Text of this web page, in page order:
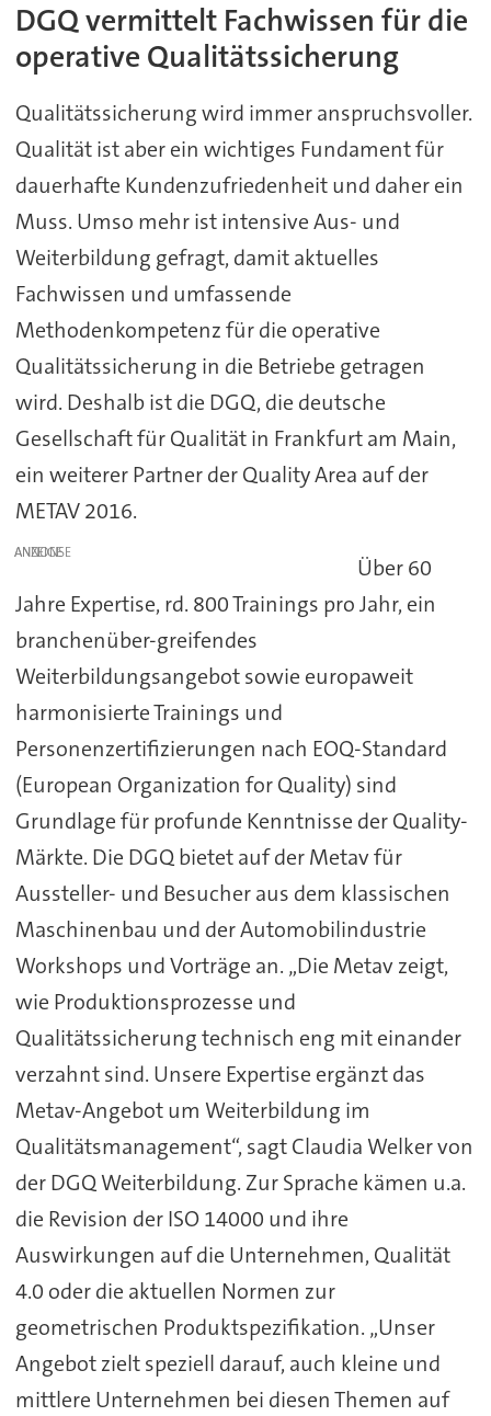
DGQ vermittelt Fachwissen für die
operative Qualitätssicherung
Qualitätssicherung wird immer anspruchsvoller.
Qualität ist aber ein wichtiges Fundament für
dauerhafte Kundenzufriedenheit und daher ein
Muss. Umso mehr ist intensive Aus- und
Weiterbildung gefragt, damit aktuelles
Fachwissen und umfassende
Methodenkompetenz für die operative
Qualitätssicherung in die Betriebe getragen
wird. Deshalb ist die DGQ, die deutsche
Gesellschaft für Qualität in Frankfurt am Main,
ein weiterer Partner der Quality Area auf der
METAV 2016.
ANZEIGE
Über 60
Jahre Expertise, rd. 800 Trainings pro Jahr, ein
branchenüber-greifendes
Weiterbildungsangebot sowie europaweit
harmonisierte Trainings und
Personenzertifizierungen nach EOQ-Standard
(European Organization for Quality) sind
Grundlage für profunde Kenntnisse der Quality-
Märkte. Die DGQ bietet auf der Metav für
Aussteller- und Besucher aus dem klassischen
Maschinenbau und der Automobilindustrie
Workshops und Vorträge an. „Die Metav zeigt,
wie Produktionsprozesse und
Qualitätssicherung technisch eng mit einander
verzahnt sind. Unsere Expertise ergänzt das
Metav-Angebot um Weiterbildung im
Qualitätsmanagement“, sagt Claudia Welker von
der DGQ Weiterbildung. Zur Sprache kämen u.a.
die Revision der ISO 14000 und ihre
Auswirkungen auf die Unternehmen, Qualität
4.0 oder die aktuellen Normen zur
geometrischen Produktspezifikation. „Unser
Angebot zielt speziell darauf, auch kleine und
mittlere Unternehmen bei diesen Themen auf